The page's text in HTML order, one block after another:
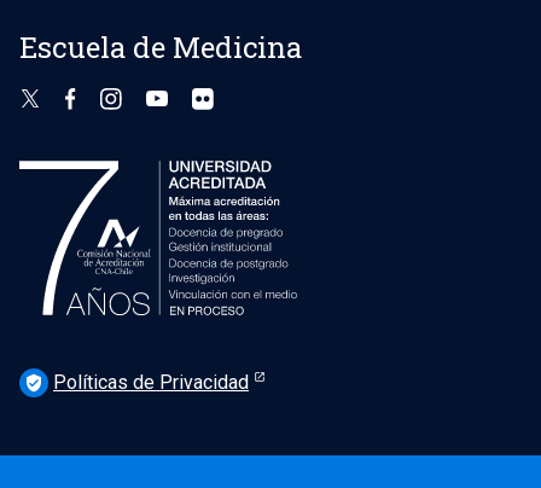
Escuela de Medicina
verified_user Políticas de Privacidad